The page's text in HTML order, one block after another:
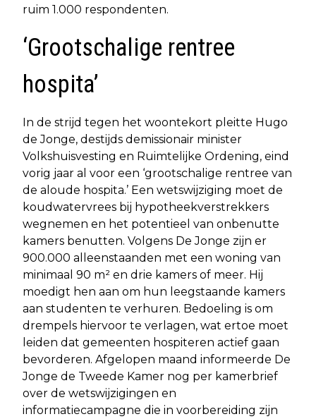
ruim 1.000 respondenten.
‘Grootschalige rentree
hospita’
In de strijd tegen het woontekort pleitte Hugo
de Jonge, destijds demissionair minister
Volkshuisvesting en Ruimtelijke Ordening, eind
vorig jaar al voor een ‘grootschalige rentree van
de aloude hospita.’ Een wetswijziging moet de
koudwatervrees bij hypotheekverstrekkers
wegnemen en het potentieel van onbenutte
kamers benutten. Volgens De Jonge zijn er
900.000 alleenstaanden met een woning van
minimaal 90 m² en drie kamers of meer. Hij
moedigt hen aan om hun leegstaande kamers
aan studenten te verhuren. Bedoeling is om
drempels hiervoor te verlagen, wat ertoe moet
leiden dat gemeenten hospiteren actief gaan
bevorderen. Afgelopen maand informeerde De
Jonge de Tweede Kamer nog per kamerbrief
over de wetswijzigingen en
informatiecampagne die in voorbereiding zijn